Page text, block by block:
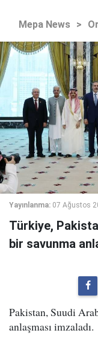
Mepa News >
Yayınlanma: 07 Ağustos
Türkiye,
bir savunma
Pakistan, Suudi
anlaşması imzaladı.